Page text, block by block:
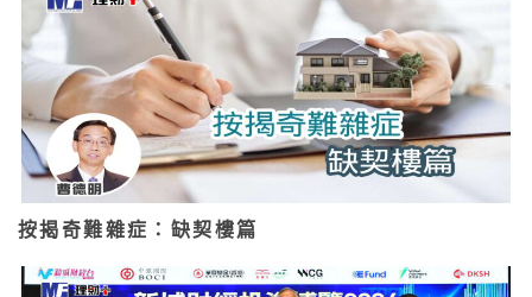
按揭奇難雜症：缺契樓篇